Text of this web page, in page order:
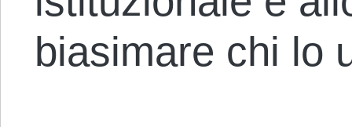
biasimare chi lo